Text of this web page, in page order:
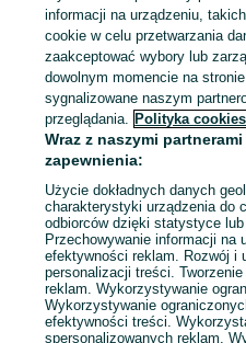
sprzedającym
Zaloguj się / Załóż konto
Wyślij wiadomość
informacji na urządzeniu,
cookie w celu przetwarzania
zaakceptować wybory lub
dowolnym momencie na
sygnalizowane naszym
przeglądania. Polityka
Wraz z naszymi
zapewnienia:
Użycie dokładnych danych
charakterystyki urządzenia do
odbiorców dzięki statystyce
Przechowywanie informacji na
efektywności reklam. Rozwój i
personalizacji treści.
reklam. Wykorzystywanie
Wykorzystywanie
efektywności treści.
spersonalizowanych reklam.